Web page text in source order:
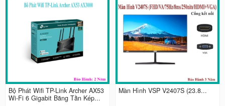
Bộ Phát Wifi TP-Link Archer AX53
Wi-Fi 6 Gigabit Băng Tần Kép...
Màn Hình VSP V2407S (23.8...